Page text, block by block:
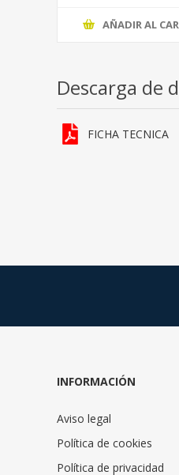
AÑADIR AL
Descarga de
FICHA TECNICA
INFORMACIÓN
Aviso legal
Política de cookies
Política de privacidad